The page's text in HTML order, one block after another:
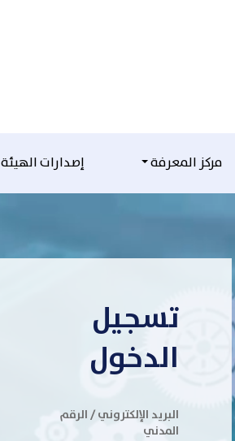
مركز المعرفة إصدارات الهيئة
تسجيل
الدخول
البريد الإلكتروني / الرقم
المدني